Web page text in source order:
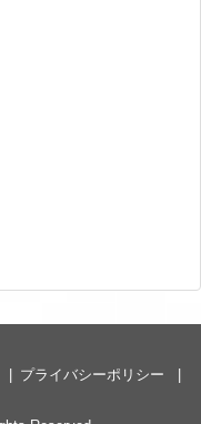
プライバシーポリシー